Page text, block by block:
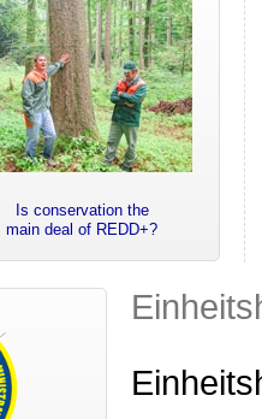
Is conservation the
main deal of REDD+?